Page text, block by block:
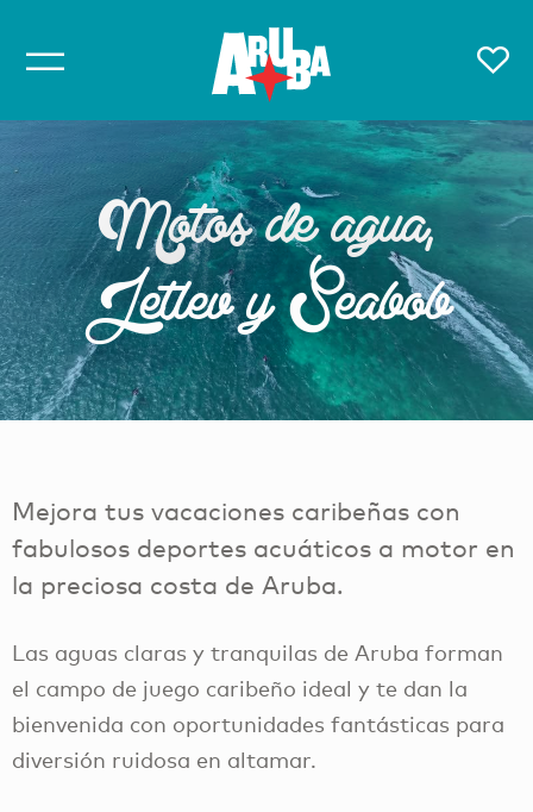
Motos de agua,
Jetlev y Seabob
Mejora tus vacaciones caribeñas con
fabulosos deportes acuáticos a motor en
la preciosa costa de Aruba.
Las aguas claras y tranquilas de Aruba forman
el campo de juego caribeño ideal y te dan la
bienvenida con oportunidades fantásticas para
diversión ruidosa en altamar.